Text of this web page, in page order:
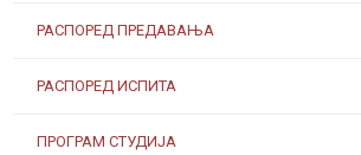
РАСПОРЕД ПРЕДАВАЊА
РАСПОРЕД ИСПИТА
ПРОГРАМ СТУДИЈА